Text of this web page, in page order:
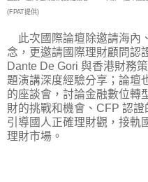
(FPAT提供)
此次國際論壇除邀請海內
念，更邀請國際理財顧問認
Dante De Gori 與香港財務
題演講深度經驗分享；論壇
的座談會，討論金融數位轉
財的挑戰和機會、CFP 認證
引導國人正確理財觀，接軌
理財市場。